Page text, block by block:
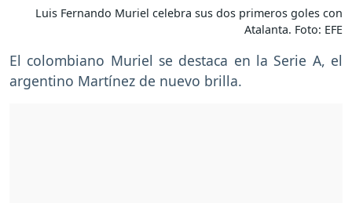
Luis Fernando Muriel celebra sus dos primeros goles con
Atalanta. Foto: EFE
El colombiano Muriel se destaca en la Serie A, el
argentino Martínez de nuevo brilla.